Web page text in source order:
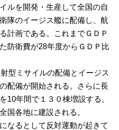
ルを開発・生産して全国の自
隊のイージス艦に配備し、航
計画である。これまでＧＤＰ
防衛費が28年度からＧＤＰ比
型ミサイルの配備とイージス
配備が開始される。さらに長
10年間で１３０棟増設する。
国各地に建設される。
なるとして反対運動が起きて